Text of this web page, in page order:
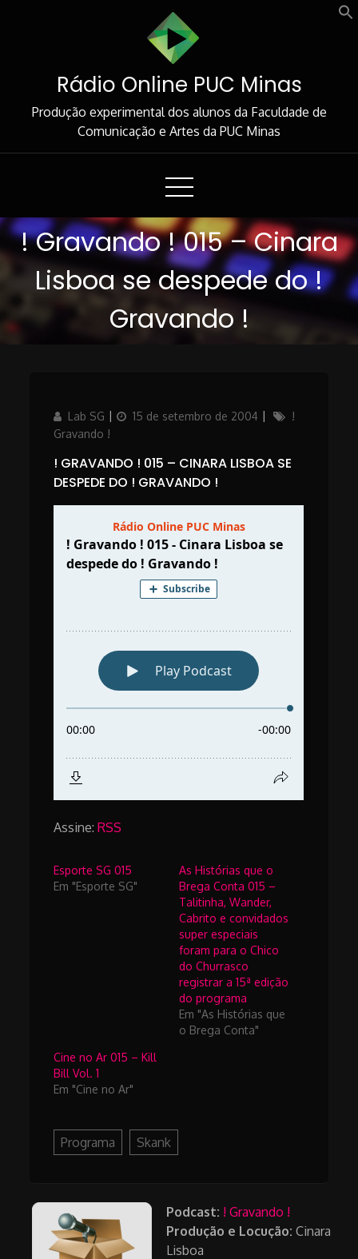
Rádio Online PUC Minas
Produção experimental dos alunos da Faculdade de
Comunicação e Artes da PUC Minas
! Gravando ! 015 – Cinara
Lisboa se despede do !
Gravando !
AuthorLab SG
Posted15 de setembro de 2004 Categories
!
Gravando !
! GRAVANDO ! 015 – CINARA LISBOA SE
DESPEDE DO ! GRAVANDO !
Assine:RSS
Esporte SG 015
Em "Esporte SG"
As Histórias que o
Brega Conta 015 –
Talitinha, Wander,
Cabrito e convidados
super especiais
foram para o Chico
do Churrasco
registrar a 15ª edição
do programa
Em "As Histórias que
o Brega Conta"
Cine no Ar 015 – Kill
Bill Vol. 1
Em "Cine no Ar"
Programa Skank
Podcast: ! Gravando !
Produção e Locução:Cinara
Lisboa